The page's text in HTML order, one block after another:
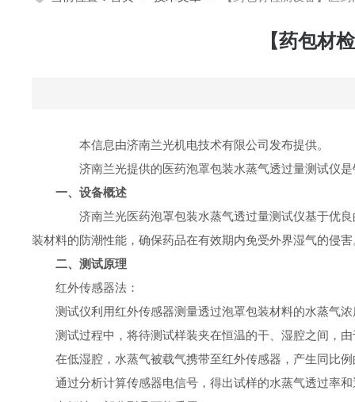
【药包材
本信息由济南兰光机电技术有限公司发布提供。
济南兰光提供的医药泡罩包装水蒸气透过量测试仪是
一、设备概述
济南兰光医药泡罩包装水蒸气透过量测试仪基于优良
装材料的防潮性能，确保药品在有效期内免受外界湿气的侵害
二、测试原理
红外传感器法：
测试仪利用红外传感器测量透过泡罩包装材料的水蒸气
测试过程中，将待测试样装夹在恒温的干、湿腔之间，
在低湿腔，水蒸气被载气携带至红外传感器，产生同比
通过分析计算传感器电信号，得出试样的水蒸气透过率